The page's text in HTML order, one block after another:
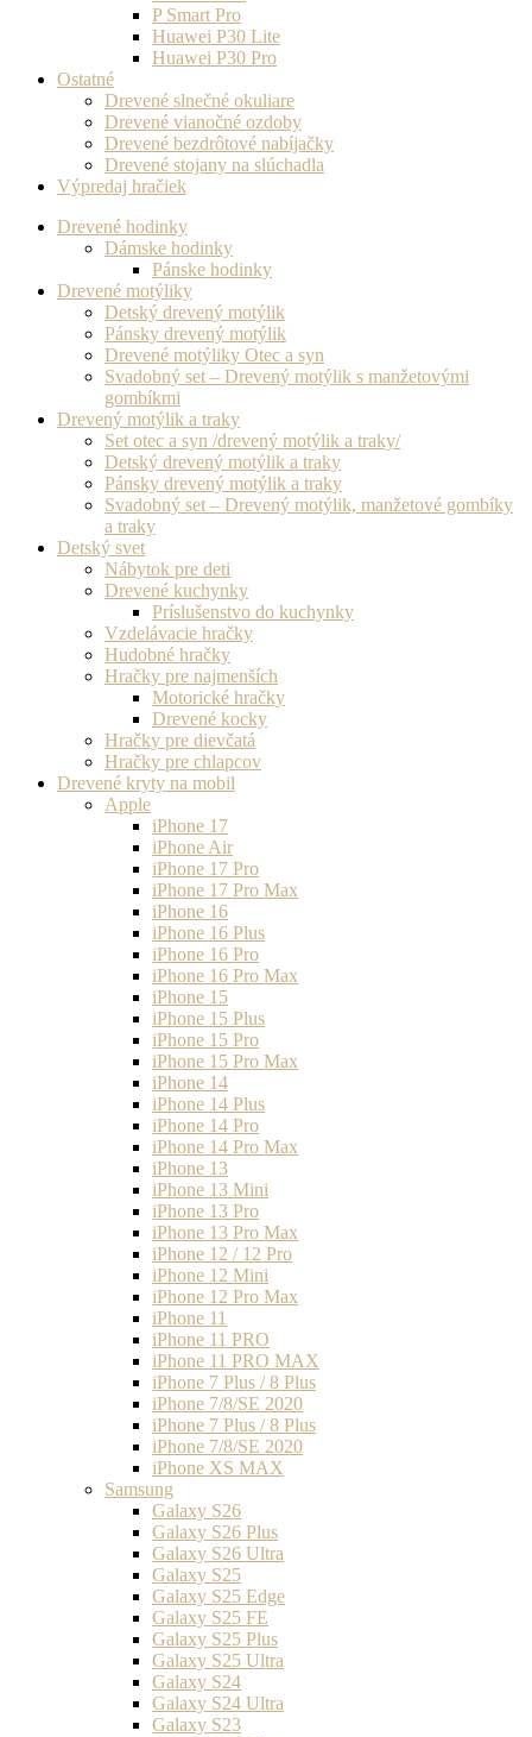
P Smart Pro
Huawei P30 Lite
Huawei P30 Pro
Ostatné
Drevené slnečné okuliare
Drevené vianočné ozdoby
Drevené bezdrôtové nabíjačky
Drevené stojany na slúchadla
Výpredaj hračiek
Drevené hodinky
Dámske hodinky
Pánske hodinky
Drevené motýliky
Detský drevený motýlik
Pánsky drevený motýlik
Drevené motýliky Otec a syn
Svadobný set – Drevený motýlik s manžetovými
gombíkmi
Drevený motýlik a traky
Set otec a syn /drevený motýlik a traky/
Detský drevený motýlik a traky
Pánsky drevený motýlik a traky
Svadobný set – Drevený motýlik, manžetové gombíky
a traky
Detský svet
Nábytok pre deti
Drevené kuchynky
Príslušenstvo do kuchynky
Vzdelávacie hračky
Hudobné hračky
Hračky pre najmenších
Motorické hračky
Drevené kocky
Hračky pre dievčatá
Hračky pre chlapcov
Drevené kryty na mobil
Apple
iPhone 17
iPhone Air
iPhone 17 Pro
iPhone 17 Pro Max
iPhone 16
iPhone 16 Plus
iPhone 16 Pro
iPhone 16 Pro Max
iPhone 15
iPhone 15 Plus
iPhone 15 Pro
iPhone 15 Pro Max
iPhone 14
iPhone 14 Plus
iPhone 14 Pro
iPhone 14 Pro Max
iPhone 13
iPhone 13 Mini
iPhone 13 Pro
iPhone 13 Pro Max
iPhone 12 / 12 Pro
iPhone 12 Mini
iPhone 12 Pro Max
iPhone 11
iPhone 11 PRO
iPhone 11 PRO MAX
iPhone 7 Plus / 8 Plus
iPhone 7/8/SE 2020
iPhone 7 Plus / 8 Plus
iPhone 7/8/SE 2020
iPhone XS MAX
Samsung
Galaxy S26
Galaxy S26 Plus
Galaxy S26 Ultra
Galaxy S25
Galaxy S25 Edge
Galaxy S25 FE
Galaxy S25 Plus
Galaxy S25 Ultra
Galaxy S24
Galaxy S24 Ultra
Galaxy S23